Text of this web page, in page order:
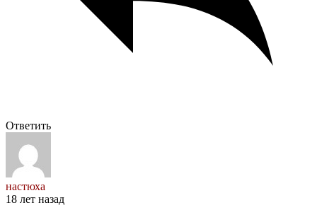
Ответить
настюха
18 лет назад